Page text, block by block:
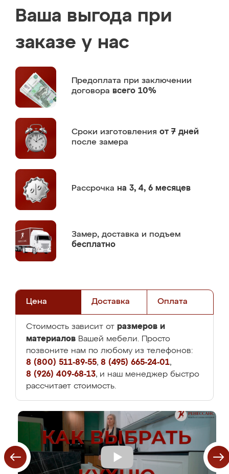
Ваша выгода при
заказе у нас
Предоплата при заключении
договора всего 10%
Сроки изготовления от 7 дней
после замера
Рассрочка на 3, 4, 6 месяцев
Замер, доставка и подъем
бесплатно
Цена Доставка Оплата
Стоимость зависит от размеров и
материалов Вашей мебели. Просто
позвоните нам по любому из телефонов:
8 (800) 511-89-55, 8 (495) 665-24-01,
8 (926) 409-68-13, и наш менеджер быстро
рассчитает стоимость.